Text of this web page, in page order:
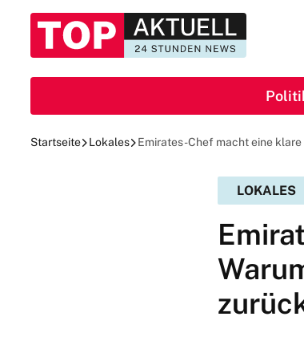
Startseite Lokales Emirates-Chef macht eine
LOKALES